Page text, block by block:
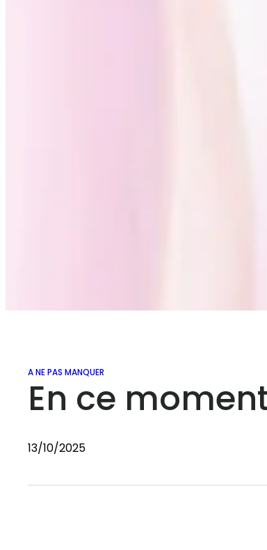
A NE PAS MANQUER
En ce
13/10/2025